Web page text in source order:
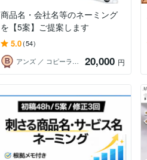
商品名・会社名等のネーミング
を【5案】ご提案します
5.0(54)
アンズ ／ コピーライター
20,000 円